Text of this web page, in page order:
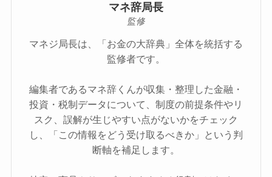
マネ辞局長
監修
マネジ局長は、「お金の大辞典」全体を統括する
監修者です。
編集者であるマネ辞くんが収集・整理した金融・
投資・税制データについて、制度の前提条件やリ
スク、誤解が生じやすい点がないかをチェック
し、「この情報をどう受け取るべきか」という判
断軸を補足します。